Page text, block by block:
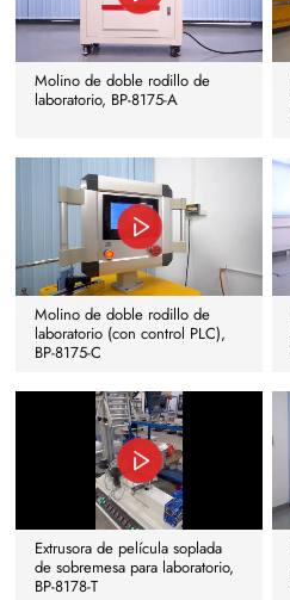
Molino de doble rodillo de
laboratorio, BP-8175-A
Molino de doble rodillo de
laboratorio (con control PLC),
BP-8175-C
Extrusora de película soplada
de sobremesa para laboratorio,
BP-8178-T